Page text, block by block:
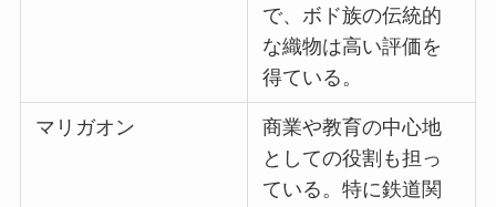
で、ボド族の伝統的
な織物は高い評価を
得ている。
マリガオン
商業や教育の中心地
としての役割も担っ
ている。特に鉄道関